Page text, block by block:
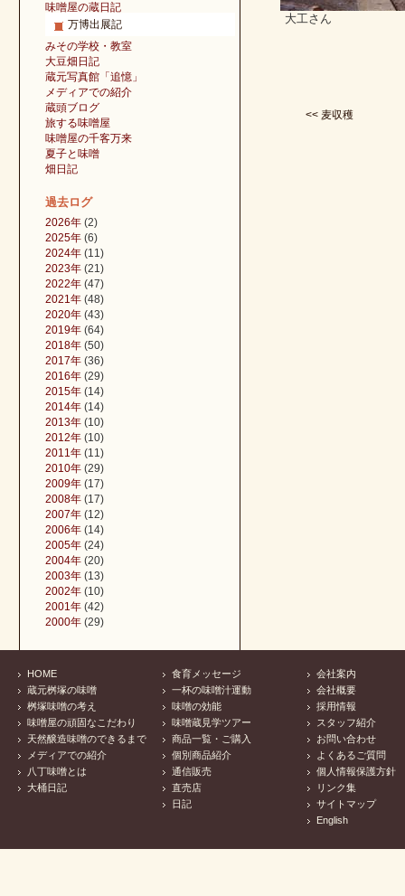
大工さん
<< 麦収穫
味噌屋の蔵日記
万博出展記
みその学校・教室
大豆畑日記
蔵元写真館「追憶」
メディアでの紹介
蔵頭ブログ
旅する味噌屋
味噌屋の千客万来
夏子と味噌
畑日記
過去ログ
2026年 (2)
2025年 (6)
2024年 (11)
2023年 (21)
2022年 (47)
2021年 (48)
2020年 (43)
2019年 (64)
2018年 (50)
2017年 (36)
2016年 (29)
2015年 (14)
2014年 (14)
2013年 (10)
2012年 (10)
2011年 (11)
2010年 (29)
2009年 (17)
2008年 (17)
2007年 (12)
2006年 (14)
2005年 (24)
2004年 (20)
2003年 (13)
2002年 (10)
2001年 (42)
2000年 (29)
HOME
蔵元桝塚の味噌
桝塚味噌の考え
味噌屋の頑固なこだわり
天然醸造味噌のできるまで
メディアでの紹介
八丁味噌とは
大桶日記
食育メッセージ
一杯の味噌汁運動
味噌の効能
味噌蔵見学ツアー
商品一覧・ご購入
個別商品紹介
通信販売
直売店
日記
会社案内
会社概要
採用情報
スタッフ紹介
お問い合わせ
よくあるご質問
個人情報保護方針
リンク集
サイトマップ
English